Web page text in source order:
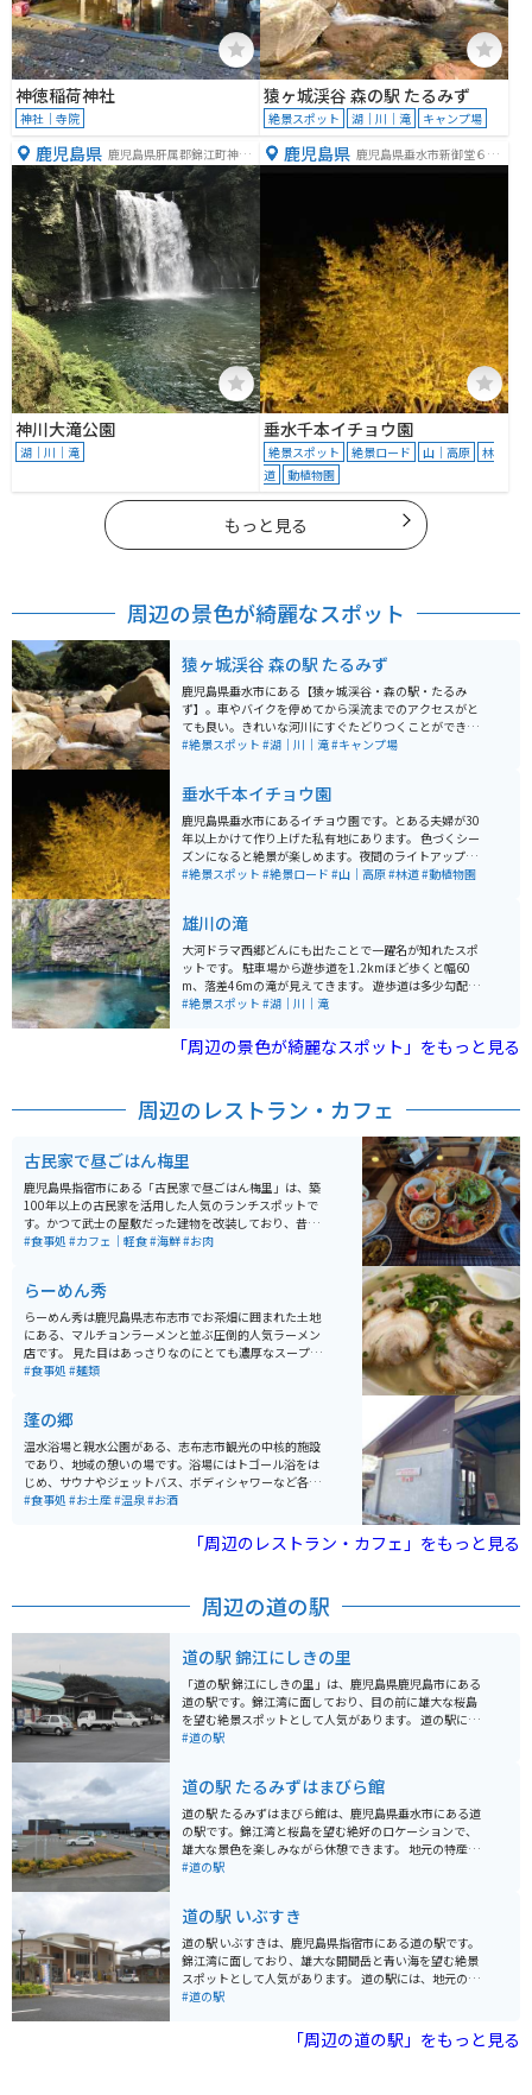
神徳稲荷神社
神社｜寺院
猿ヶ城渓谷 森の駅 たるみず
絶景スポット 湖｜川｜滝 キャンプ場
鹿児島県 鹿児島県肝属郡錦江町神川
２３８２−１
神川大滝公園
湖｜川｜滝
鹿児島県 鹿児島県垂水市新御堂６６
垂水千本イチョウ園
絶景スポット 絶景ロード 山｜高原
林
道
動植物園
もっと見る
周辺の景色が綺麗なスポット
猿ヶ城渓谷 森の駅 たるみず
鹿児島県垂水市にある【猿ヶ城渓谷・森の駅・たるみ
ず】。車やバイクを停めてから渓流までのアクセスがと
ても良い。きれいな河川にすぐたどりつくことができ
る。オートキャンプ場なども併設されており、雑踏を離
#絶景スポット #湖｜川｜滝#キャンプ場
垂水千本イチョウ園
鹿児島県垂水市にあるイチョウ園です。とある夫婦が30
年以上かけて作り上げた私有地にあります。 色づくシー
ズンになると絶景が楽しめます。夜間のライトアップを
見るのがオススメですが、日中も海を見下ろすこともで
#絶景スポット #絶景ロード #山｜高原#林道#動植物園
雄川の滝
大河ドラマ西郷どんにも出たことで一躍名が知れたスポ
ットです。 駐車場から遊歩道を1.2kmほど歩くと幅60
m、落差46mの滝が見えてきます。 遊歩道は多少勾配が
あるので、歩きやすい靴を履いていたほうが良いです。
るだけで癒されます。
#絶景スポット #湖｜川｜滝
「周辺の景色が綺麗なスポット」をもっと見る
周辺のレストラン・カフェ
古民家で昼ごはん梅里
鹿児島県指宿市にある「古民家で昼ごはん梅里」は、築
100年以上の古民家を活用した人気のランチスポットで
す。かつて武士の屋敷だった建物を改装しており、昔な
がらの家具や落ち着いた和の空間の中で食事を楽しめま
評判です。目の前には錦江湾を望む景色が広がり、ゆっ
たりとした時間を過ごせるのも魅力。予約はできず来店
順での案内のため、観光シーズンは早めの訪問がおすす
めです。 駐車場もあるため、指宿周辺をツーリングする
ライダーのランチ休憩にも立ち寄りやすい場所ですが、
海沿いの景色のいい道路を走るのでツーリング等にはも
ってこいです。駐車場までの道は少し狭いですが、駐車
場自体は広いです。周辺には砂むし温泉や開聞岳などの
観光地もあり、ドライブやツーリングの途中に訪れるの
にも適しています。
#食事処 #カフェ｜軽食#海鮮#お肉
らーめん秀
らーめん秀は鹿児島県志布志市でお茶畑に囲まれた土地
にある、マルチョンラーメンと並ぶ圧倒的人気ラーメン
店です。 見た目はあっさりなのにとても濃厚なスープと
絶品のチャーシューが売りです。 昼時はかなり混雑する
#食事処 #麺類
蓬の郷
温水浴場と親水公園がある、志布志市観光の中核的施設
であり、地域の憩いの場です。浴場にはトゴール浴をは
じめ、サウナやジェットバス、ボディシャワーなど各種
入浴施設が完備されているほか、レストランや特産品コ
ます。施設の周囲にはトンボやメダカなどの昆虫観察が
できる親水公園やパターゴルフ場（300円）もあり、家
ランせせらぎ亭では「鰻のおひつまぶし」などを食べる
４水曜日
#食事処 #お土産#温泉#お酒
「周辺のレストラン・カフェ」をもっと見る
周辺の道の駅
道の駅 錦江にしきの里
「道の駅 錦江にしきの里」は、鹿児島県鹿児島市にある
道の駅です。錦江湾に面しており、目の前に雄大な桜島
を望む絶景スポットとして人気があります。 道の駅に
は、地元の新鮮な野菜や果物を販売する物産館、鹿児島
鹿児島名産の黒豚や薩摩揚げ、焼酎などがおすすめで
す。 バイクで訪れる場合、道の駅には広々とした駐車場
が完備されているので安心です。周辺には、桜島や錦江
湾沿いを走る風光明媚なツーリングコースも充実してお
り、バイクでの観光拠点としても最適です。
#道の駅
道の駅 たるみずはまびら館
道の駅 たるみずはまびら館は、鹿児島県垂水市にある道
の駅です。錦江湾と桜島を望む絶好のロケーションで、
雄大な景色を楽しみながら休憩できます。 地元の特産品
を販売する物産館や、新鮮な魚介類が味わえるレストラ
んかつ」や、地元で水揚げされた新鮮な魚介類を使った
海鮮丼が人気です。 バイクで訪れる場合、道の駅には
広々とした駐車場が完備されているので安心です。周辺
には、雄大な桜島を間近に見ることができる観光スポッ
トや、風光明媚な海岸線沿いを走るシーサイドロードな
はいかがでしょうか。
#道の駅
道の駅 いぶすき
道の駅 いぶすきは、鹿児島県指宿市にある道の駅です。
錦江湾に面しており、雄大な開聞岳と青い海を望む絶景
スポットとして人気があります。 道の駅には、地元の新
鮮な野菜や果物、海産物を販売する物産館や、指宿名物
があります。また、足湯や温泉施設もあり、旅の疲れを
癒やすことができます。 バイクで訪れる場合、道の駅に
#道の駅
「周辺の道の駅」をもっと見る